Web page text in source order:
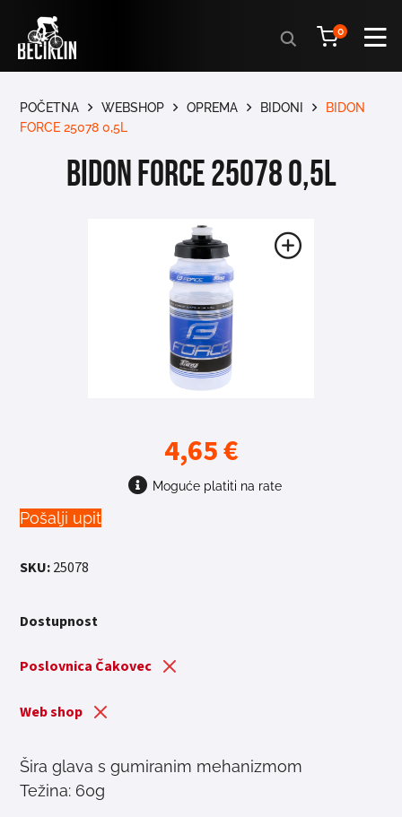
Products
search
0
POČETNA WEBSHOP OPREMA BIDONI
BIDON
FORCE 25078 0,5L
BIDON FORCE 25078 0,5L
4,65€
Moguće platiti na rate
Pošalji upit
SKU:25078
Dostupnost
Poslovnica Čakovec
Web shop
Šira glava s gumiranim mehanizmom
Težina: 60g